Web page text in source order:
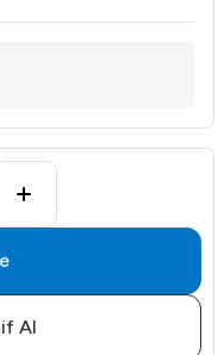
Al